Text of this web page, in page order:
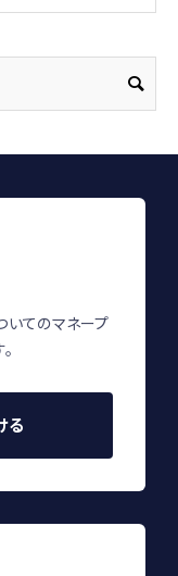
いてのマネープ
る